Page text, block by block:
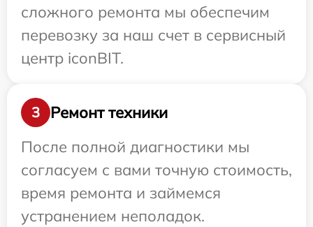
сложного ремонта мы обеспечим
перевозку за наш счет в сервисный
центр iconBIT.
3
Ремонт техники
После полной диагностики мы
согласуем с вами точную стоимость,
время ремонта и займемся
устранением неполадок.